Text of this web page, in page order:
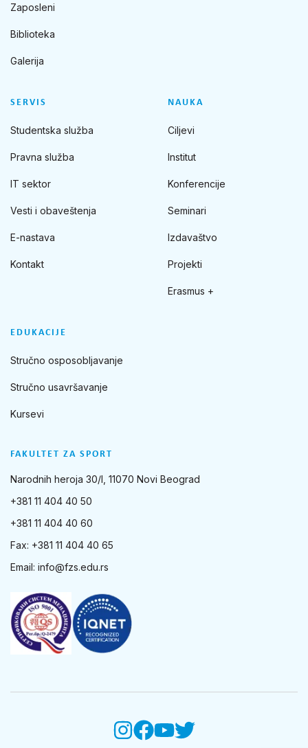
FAKULTET ZA SPORT
Narodnih heroja 30/I, 11070 Novi Beograd
+381 11 404 40 50
+381 11 404 40 60
Fax: +381 11 404 40 65
Email: info@fzs.edu.rs
Zaposleni
Biblioteka
Galerija
SERVIS
Studentska služba
Pravna služba
IT sektor
Vesti i obaveštenja
E-nastava
Kontakt
NAUKA
Ciljevi
Institut
Konferencije
Seminari
Izdavaštvo
Projekti
Erasmus +
EDUKACIJE
Stručno osposobljavanje
Stručno usavršavanje
Kursevi